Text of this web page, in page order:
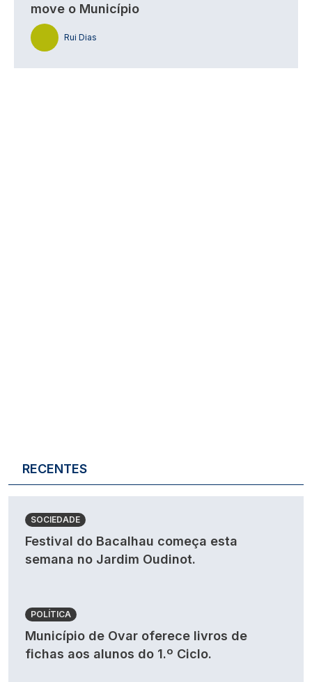
move o Município
Rui Dias
RECENTES
SOCIEDADE
Festival do Bacalhau começa esta
semana no Jardim Oudinot.
POLÍTICA
Município de Ovar oferece livros de
fichas aos alunos do 1.º Ciclo.